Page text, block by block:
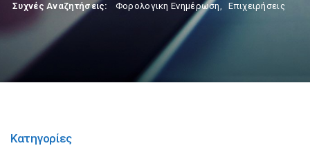
Συχνές Αναζητήσεις: Φορολογικη Ενημέρωση, Επιχειρήσεις
Κατηγορίες